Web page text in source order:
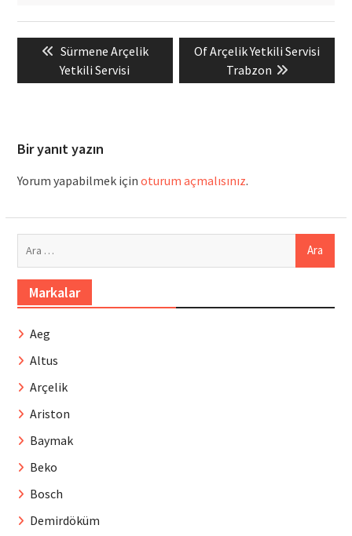
gezinmesi
Previous
post:
Sürmene Arçelik
Yetkili Servisi
Next
Of Arçelik Yetkili Servisi
Trabzon
Bir yanıt yazın
Yorum yapabilmek için oturum açmalısınız.
Markalar
Aeg
Altus
Arçelik
Ariston
Baymak
Beko
Bosch
Demirdöküm